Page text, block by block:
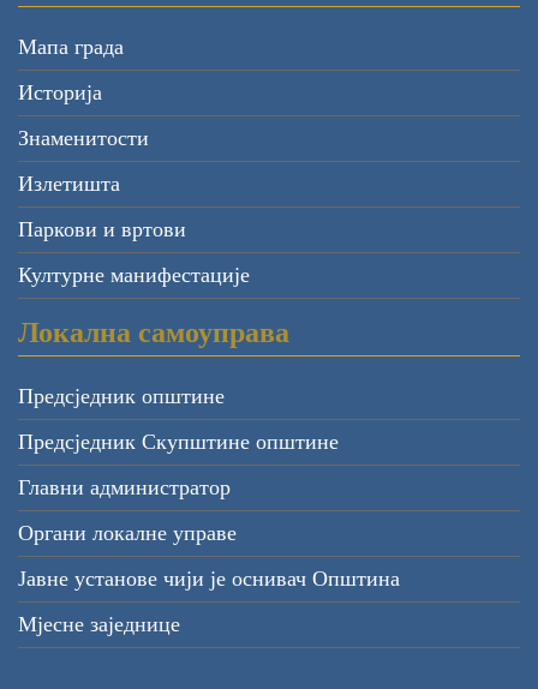
Мапа града
Историја
Знаменитости
Излетишта
Паркови и вртови
Културне манифестације
Локална самоуправа
Предсједник општине
Предсједник Скупштине општине
Главни администратор
Органи локалне управе
Јавне установе чији је оснивач Општина
Мјесне заједнице